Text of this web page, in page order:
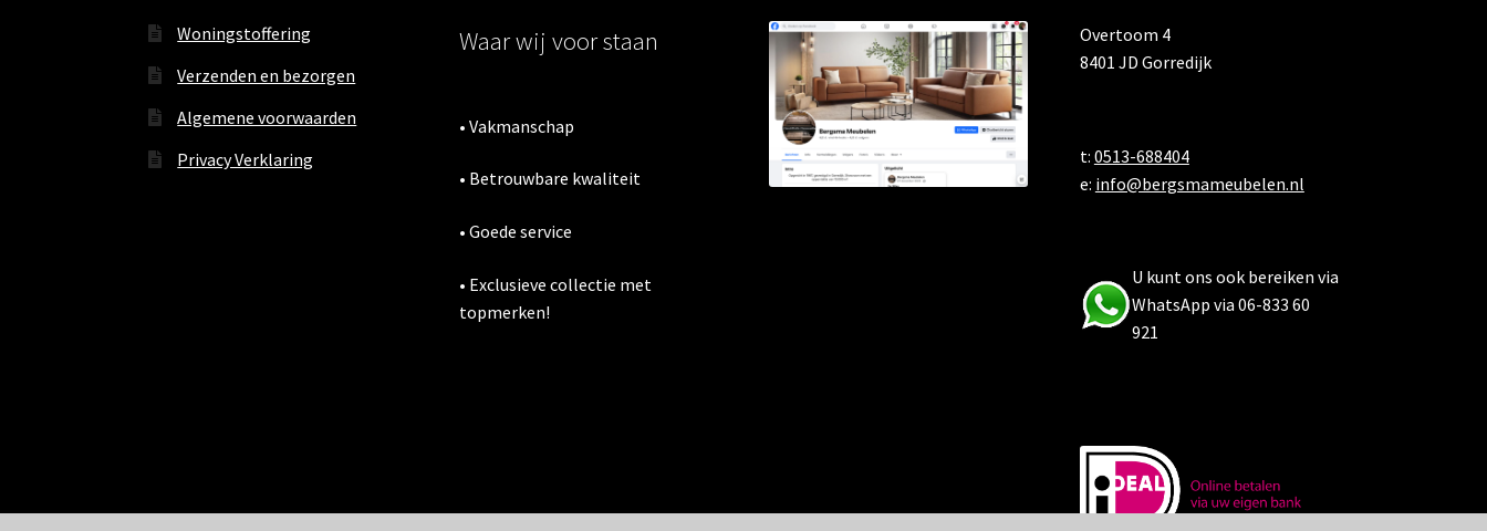
Woningstoffering
Verzenden en bezorgen
Algemene voorwaarden
Privacy Verklaring
Waar wij voor staan
• Vakmanschap
• Betrouwbare kwaliteit
• Goede service
• Exclusieve collectie met
topmerken!
Overtoom 4
8401 JD Gorredijk
t: 0513-688404
e: info@bergsmameubelen.nl
U kunt ons ook bereiken via
WhatsApp via 06-833 60
921